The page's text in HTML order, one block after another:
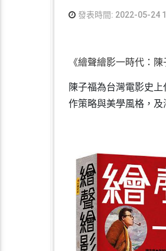
發表時間: 2022-05-24
《繪聲繪影一時代：
陳子福為台灣電影史
作策略與美學風格，